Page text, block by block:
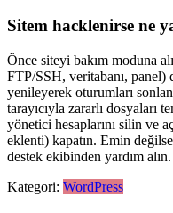
Sitem hacklenirse ne
Önce siteyi bakım moduna
FTP/SSH, veritabanı, panel)
yenileyerek oturumları
tarayıcıyla zararlı dosyaları
yönetici hesaplarını silin ve
eklenti) kapatın. Emin
destek ekibinden yardım alın.
Kategori: WordPress